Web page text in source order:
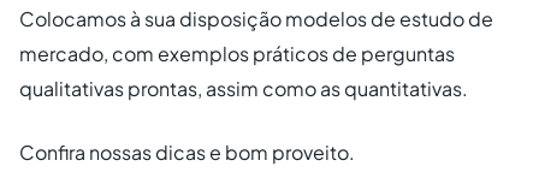
Colocamos à sua disposição modelos de estudo de
mercado, com exemplos práticos de perguntas
qualitativas prontas, assim como as quantitativas.
Confira nossas dicas e bom proveito.